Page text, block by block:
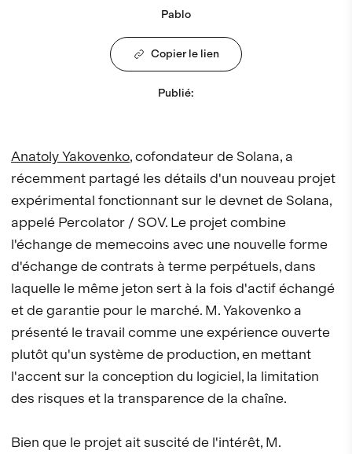
Pablo
Copier le lien
Publié:
Anatoly Yakovenko, cofondateur de Solana, a
récemment partagé les détails d'un nouveau projet
expérimental fonctionnant sur le devnet de Solana,
appelé Percolator / SOV. Le projet combine
l'échange de memecoins avec une nouvelle forme
d'échange de contrats à terme perpétuels, dans
laquelle le même jeton sert à la fois d'actif échangé
et de garantie pour le marché. M. Yakovenko a
présenté le travail comme une expérience ouverte
plutôt qu'un système de production, en mettant
l'accent sur la conception du logiciel, la limitation
des risques et la transparence de la chaîne.
Bien que le projet ait suscité de l'intérêt, M.